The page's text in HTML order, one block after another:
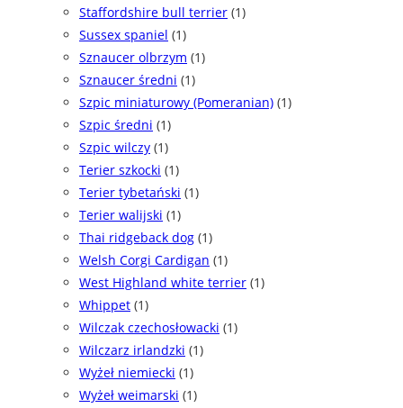
Staffordshire bull terrier (1)
Sussex spaniel (1)
Sznaucer olbrzym (1)
Sznaucer średni (1)
Szpic miniaturowy (Pomeranian) (1)
Szpic średni (1)
Szpic wilczy (1)
Terier szkocki (1)
Terier tybetański (1)
Terier walijski (1)
Thai ridgeback dog (1)
Welsh Corgi Cardigan (1)
West Highland white terrier (1)
Whippet (1)
Wilczak czechosłowacki (1)
Wilczarz irlandzki (1)
Wyżeł niemiecki (1)
Wyżeł weimarski (1)